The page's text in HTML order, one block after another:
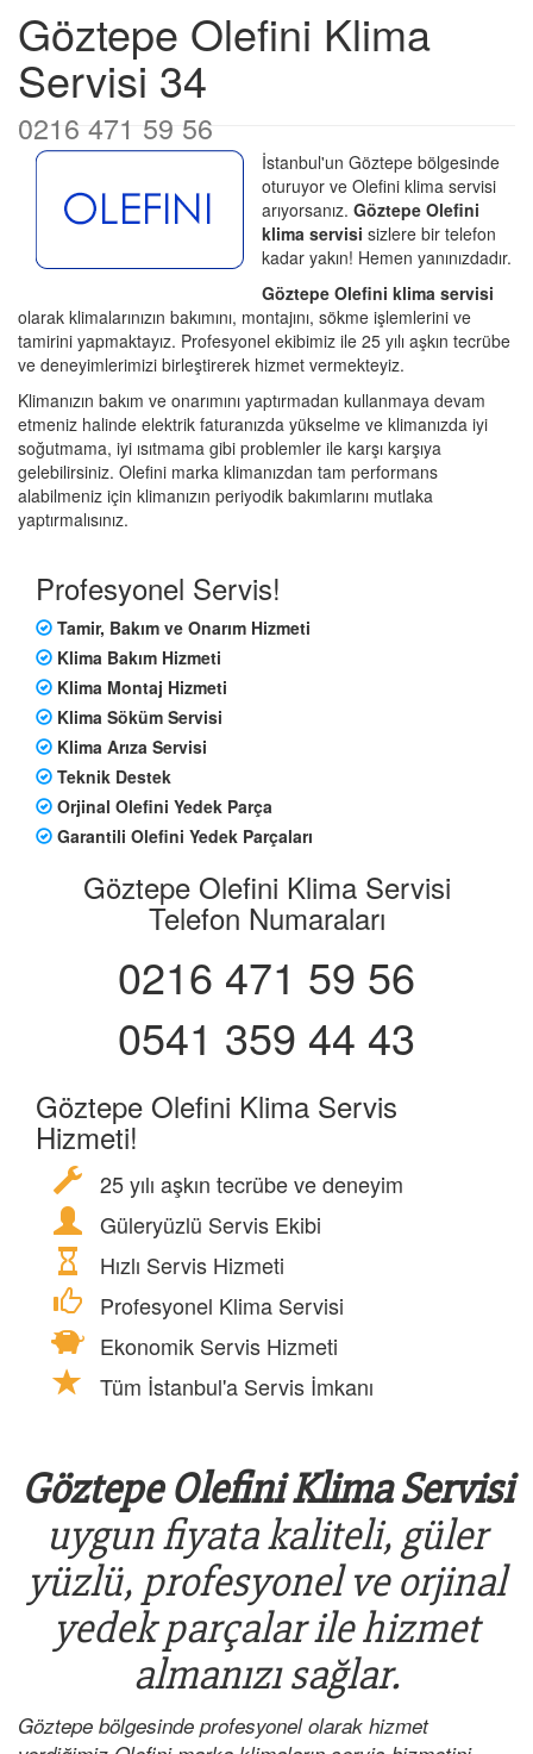
Göztepe Olefini Klima
Servisi 34
0216 471 59 56
İstanbul'un Göztepe bölgesinde
oturuyor ve Olefini klima servisi
arıyorsanız. Göztepe Olefini
klima servisi sizlere bir telefon
kadar yakın! Hemen yanınızdadır.
Göztepe Olefini klima servisi
olarak klimalarınızın bakımını, montajını, sökme işlemlerini ve
tamirini yapmaktayız. Profesyonel ekibimiz ile 25 yılı aşkın tecrübe
ve deneyimlerimizi birleştirerek hizmet vermekteyiz.
Klimanızın bakım ve onarımını yaptırmadan kullanmaya devam
etmeniz halinde elektrik faturanızda yükselme ve klimanızda iyi
soğutmama, iyi ısıtmama gibi problemler ile karşı karşıya
gelebilirsiniz. Olefini marka klimanızdan tam performans
alabilmeniz için klimanızın periyodik bakımlarını mutlaka
yaptırmalısınız.
Profesyonel Servis!
Tamir, Bakım ve Onarım Hizmeti
Klima Bakım Hizmeti
Klima Montaj Hizmeti
Klima Söküm Servisi
Klima Arıza Servisi
Teknik Destek
Orjinal Olefini Yedek Parça
Garantili Olefini Yedek Parçaları
Göztepe Olefini Klima Servisi
Telefon Numaraları
0216 471 59 56
0541 359 44 43
Göztepe Olefini Klima Servis
Hizmeti!
25 yılı aşkın tecrübe ve deneyim
Güleryüzlü Servis Ekibi
Hızlı Servis Hizmeti
Profesyonel Klima Servisi
Ekonomik Servis Hizmeti
Tüm İstanbul'a Servis İmkanı
Göztepe Olefini Klima Servisi
uygun fiyata kaliteli, güler
yüzlü, profesyonel ve orjinal
yedek parçalar ile hizmet
almanızı sağlar.
Göztepe bölgesinde profesyonel olarak hizmet